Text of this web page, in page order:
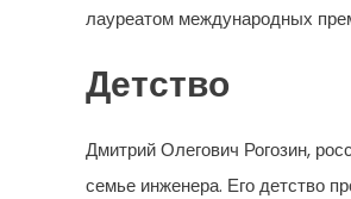
лауреатом международных
Детство
Дмитрий Олегович Рогозин,
семье инженера. Его детство